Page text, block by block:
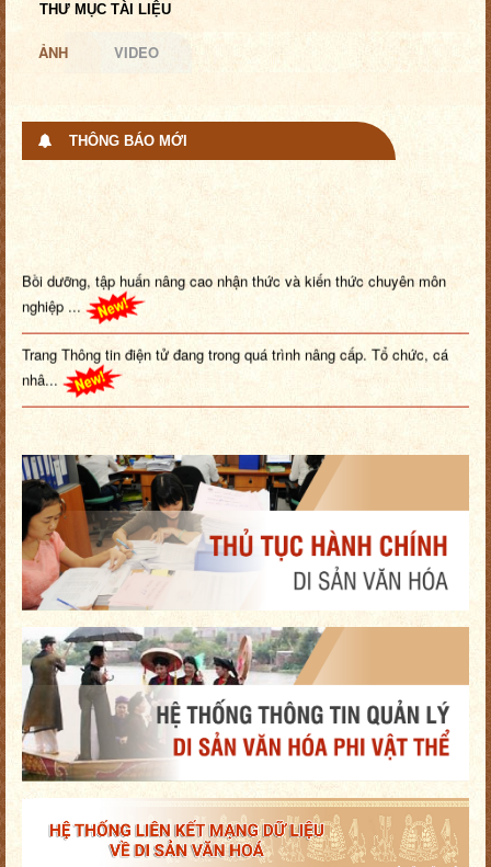
THƯ MỤC TÀI LIỆU
ẢNH VIDEO
THÔNG BÁO MỚI
Bồi dưỡng, tập huấn nâng cao nhận thức và kiến thức chuyên môn
nghiệp ...
Trang Thông tin điện tử đang trong quá trình nâng cấp. Tổ chức, cá
nhâ...